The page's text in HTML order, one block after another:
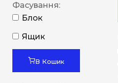
Фасування:
Блок
Ящик
В Кошик